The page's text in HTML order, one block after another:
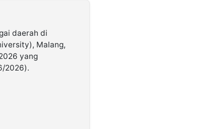
daerah di
Malang,
yang
2026).